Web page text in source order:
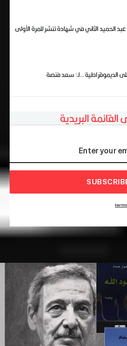
الحميد الثاني في شهادة تنشر للمرة الأولى
الديموقراطية …لـ: سعد فنصة
البريدية